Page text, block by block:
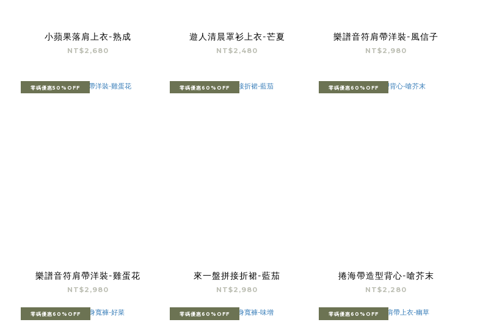
小蘋果落肩上衣-熟成
NT$2,680
遊人清晨罩衫上衣-芒夏
NT$2,480
樂譜音符肩帶洋裝-風信子
NT$2,980
零碼優惠50%OFF
樂譜音符肩帶洋裝-雞蛋花
NT$2,980
零碼優惠60%OFF
來一盤拼接折裙-藍茄
NT$2,980
零碼優惠60%OFF
捲海帶造型背心-嗆芥末
NT$2,280
零碼優惠60%OFF 零碼優惠60%OFF 零碼優惠60%OFF